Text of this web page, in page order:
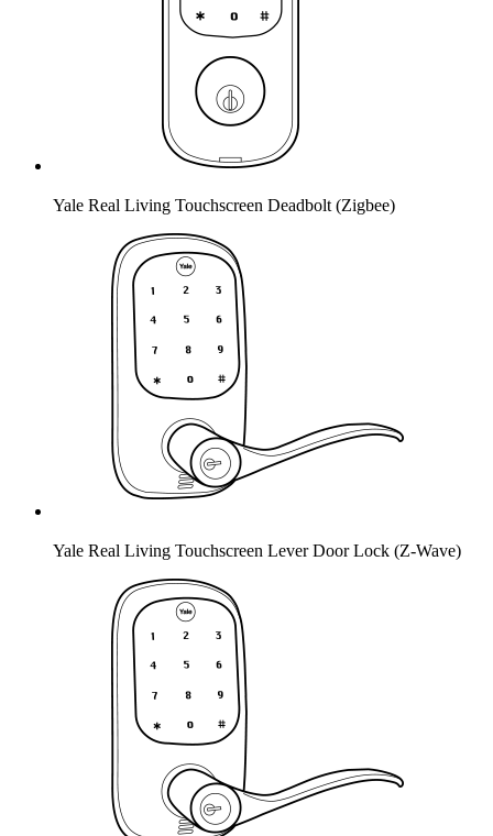
Yale Real Living Touchscreen Deadbolt (Zigbee)
Yale Real Living Touchscreen Lever Door Lock (Z-Wave)